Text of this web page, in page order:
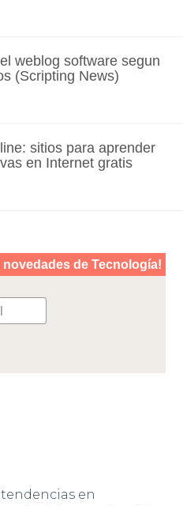
weblog software segun
(Scripting News)
sitios para aprender
en Internet gratis
en